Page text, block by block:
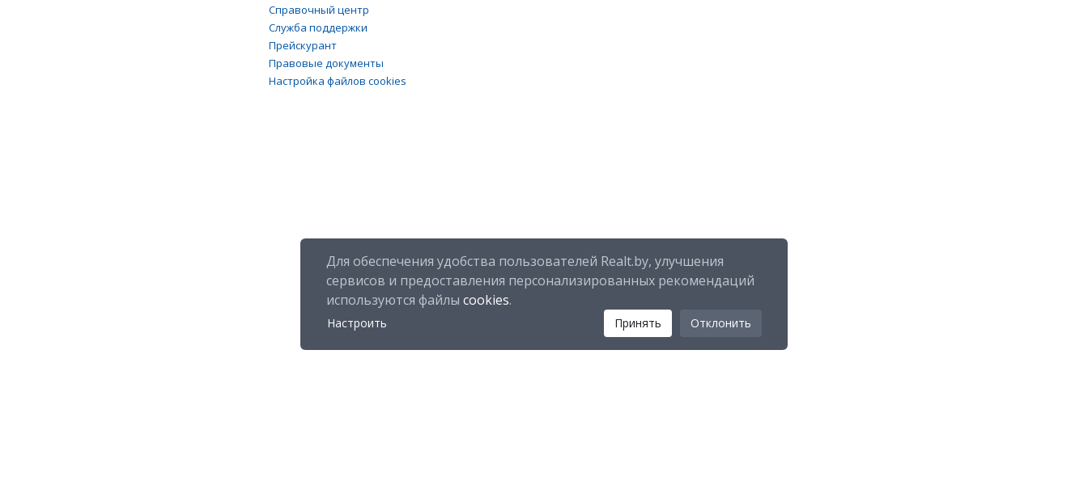
Справочный центр
Служба поддержки
Прейскурант
Правовые документы
Настройка файлов cookies
Для обеспечения удобства пользователей Realt.by, улучшения
сервисов и предоставления персонализированных рекомендаций
используются файлы cookies.
Настроить Принять Отклонить